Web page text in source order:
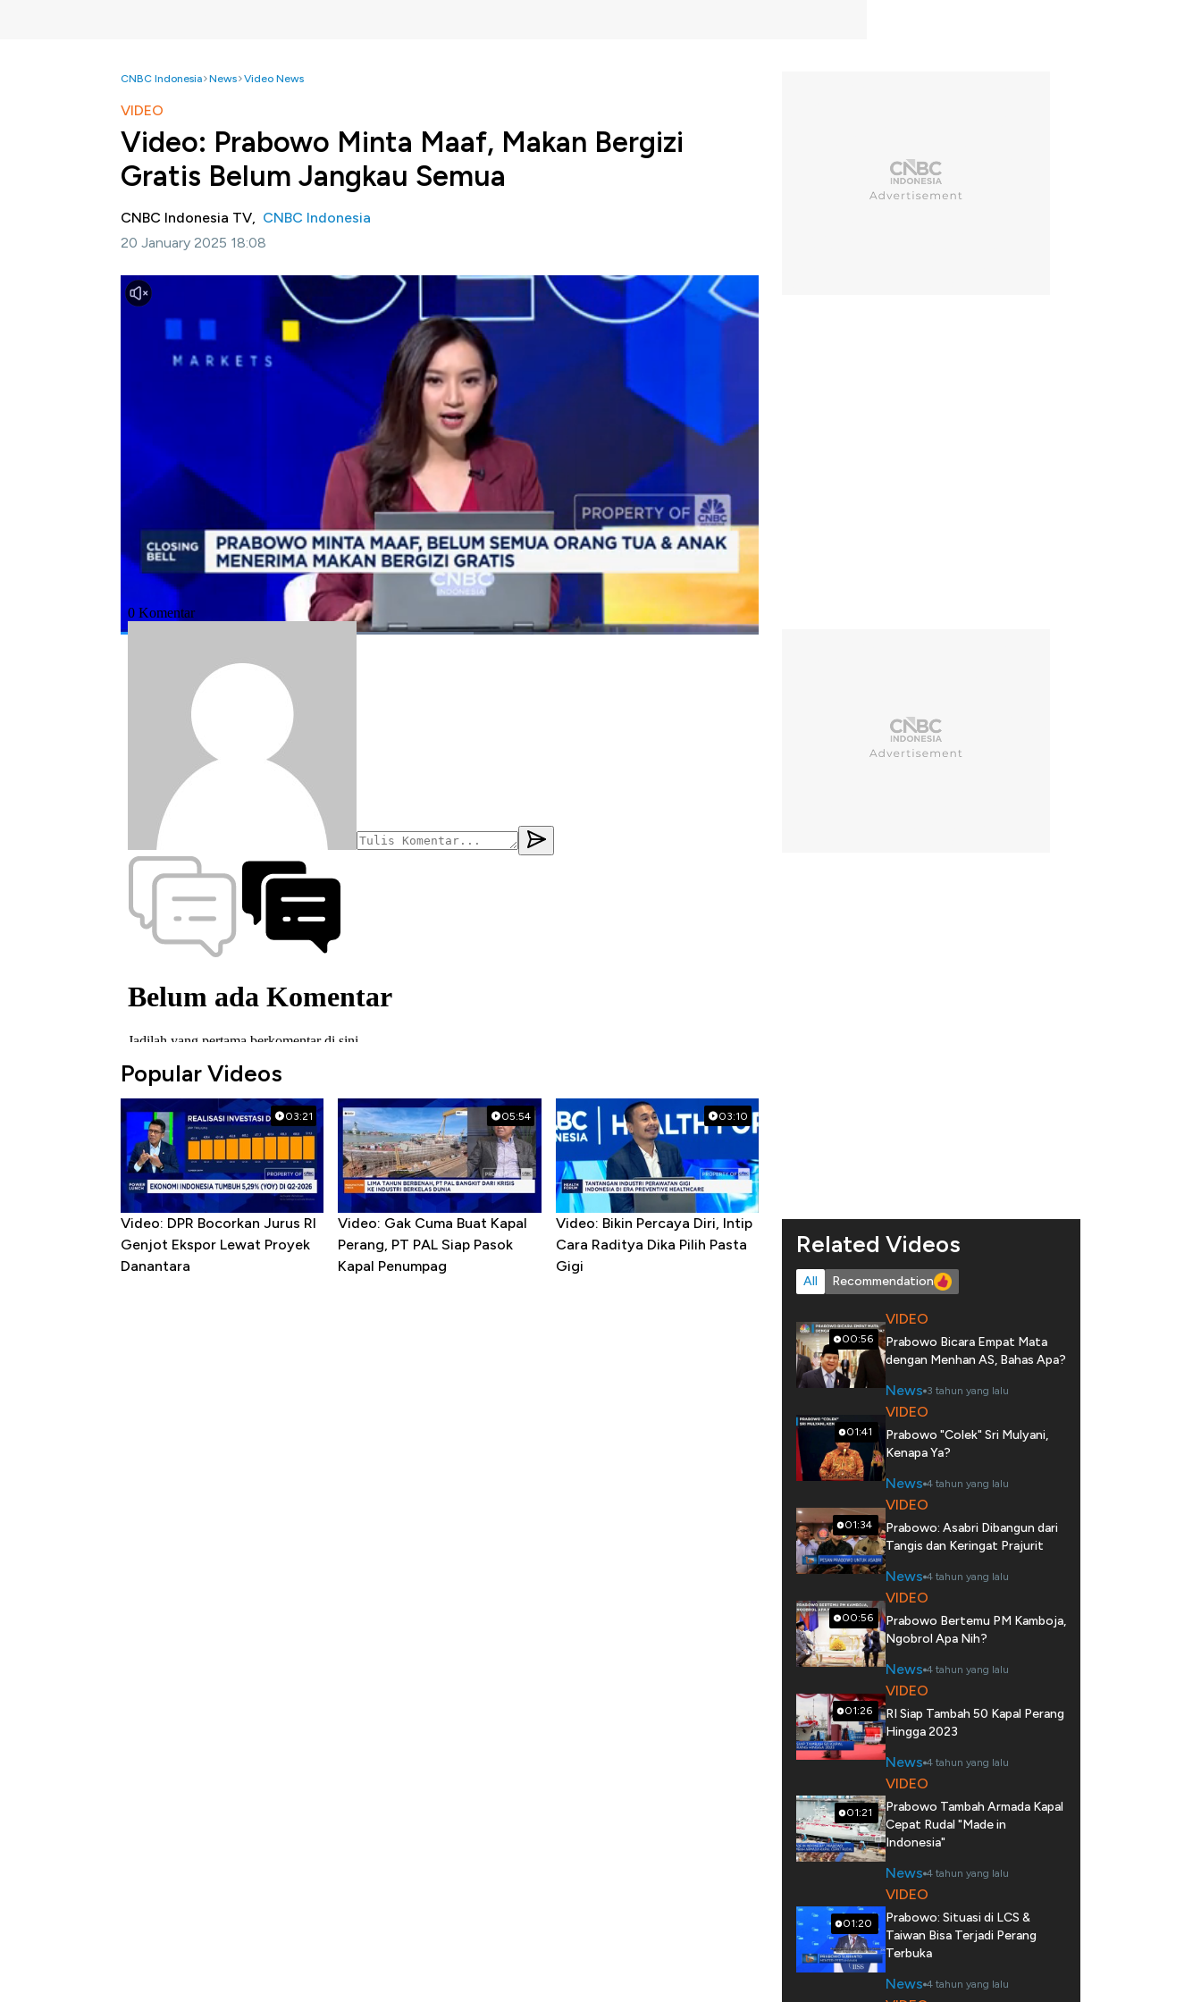
CNBC Indonesia News Video News
VIDEO
Video: Prabowo Minta Maaf, Makan Bergizi
Gratis Belum Jangkau Semua
CNBC Indonesia TV, CNBC Indonesia
20 January 2025 18:08
Jakarta, CNBC Indonesia -
Presiden Prabowo Subianto meminta maaf kepada seluruh orang tua
hingga anak-anak di seluruh Indonesia atas penyelenggaraan program Makan Bergizi Gratis (MBG).
Menurutnya masih banyak banyak anak yang belum mendapatkan program pemenuhan gizi ini.
Simak informasi selengkapnya dalam program Closing Bell CNBC Indonesia (Senin, 20/01/2025)
#prabowo #makan bergizi gratis
Popular Videos
03:21
Video: DPR Bocorkan Jurus RI
Genjot Ekspor Lewat Proyek
Danantara
05:54
Video: Gak Cuma Buat Kapal
Perang, PT PAL Siap Pasok
Kapal Penumpag
03:10
Video: Bikin Percaya Diri, Intip
Cara Raditya Dika Pilih Pasta
Gigi
Related Videos
All Recommendation
00:56
VIDEO
Prabowo Bicara Empat Mata
dengan Menhan AS, Bahas Apa?
News 3 tahun yang lalu
01:41
VIDEO
Prabowo "Colek" Sri Mulyani,
Kenapa Ya?
News 4 tahun yang lalu
01:34
VIDEO
Prabowo: Asabri Dibangun dari
Tangis dan Keringat Prajurit
News 4 tahun yang lalu
00:56
VIDEO
Prabowo Bertemu PM Kamboja,
Ngobrol Apa Nih?
News 4 tahun yang lalu
01:26
VIDEO
RI Siap Tambah 50 Kapal Perang
Hingga 2023
News 4 tahun yang lalu
01:21
VIDEO
Prabowo Tambah Armada Kapal
Cepat Rudal "Made in
Indonesia"
News 4 tahun yang lalu
01:20
VIDEO
Prabowo: Situasi di LCS &
Taiwan Bisa Terjadi Perang
Terbuka
News 4 tahun yang lalu